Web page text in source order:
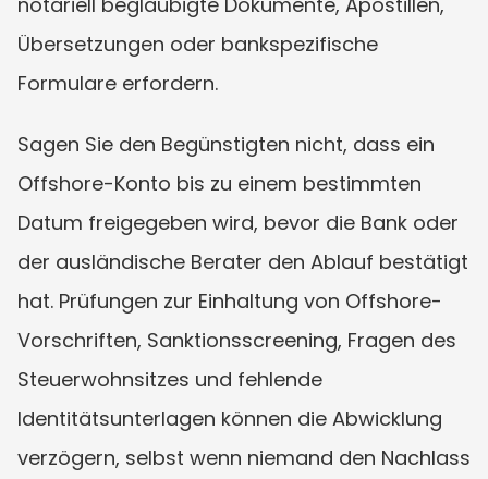
Übersetzungen oder bankspezifische
Formulare erfordern.
Sagen Sie den Begünstigten nicht, dass ein
Offshore-Konto bis zu einem bestimmten
Datum freigegeben wird, bevor die Bank oder
der ausländische Berater den Ablauf bestätigt
hat. Prüfungen zur Einhaltung von Offshore-
Vorschriften, Sanktionsscreening, Fragen des
Steuerwohnsitzes und fehlende
Identitätsunterlagen können die Abwicklung
verzögern, selbst wenn niemand den Nachlass